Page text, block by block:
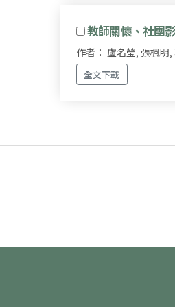
教師關懷、社團
作者： 盧名瑩, 張楓明
全文下載